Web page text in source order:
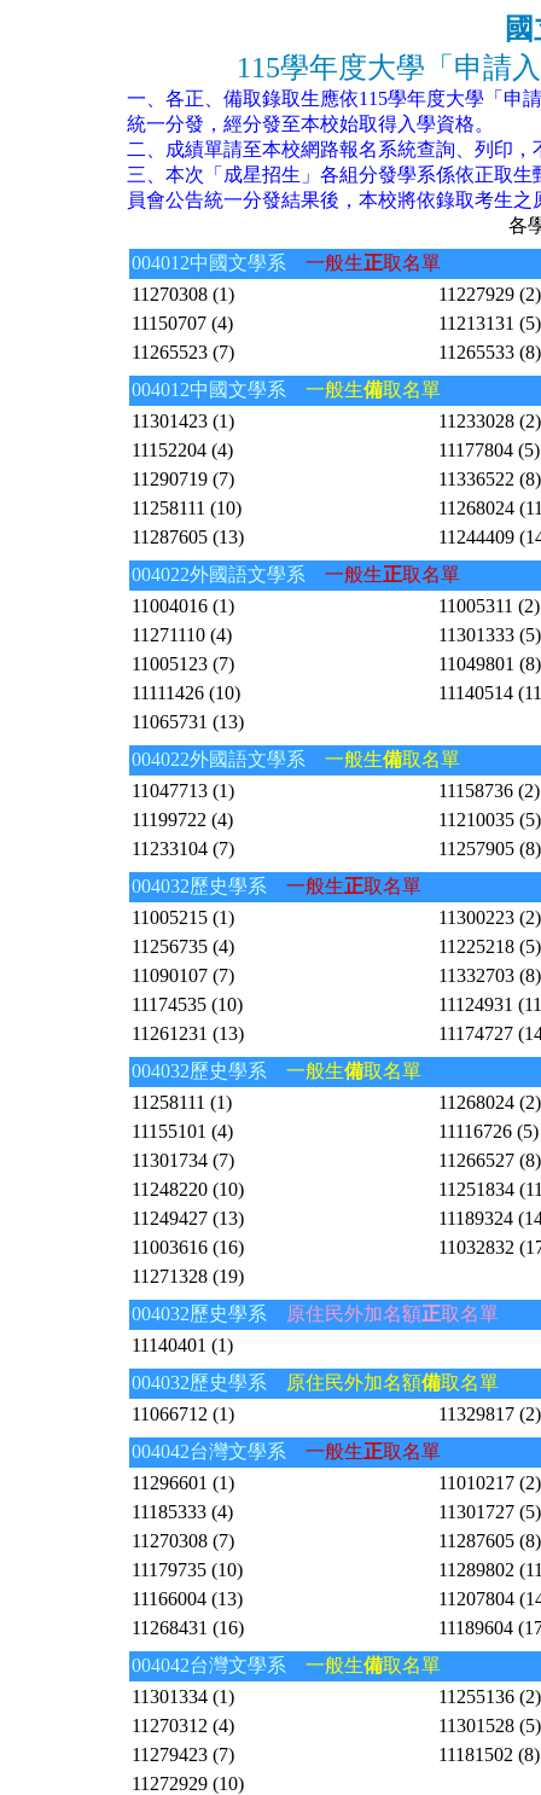
115學年度大學「申請
一、各正、備取錄取生應依115學年度大學「申
統一分發，經分發至本校始取得入學資格。
二、成績單請至本校網路報名系統查詢、列印，
三、本次「成星招生」各組分發學系係依正取
員會公告統一分發結果後，本校將依錄取考生
各學
004012中國文學系
一般生正取名單
11270308 (1)
11227929 (2)
11150707 (4)
11213131 (5)
11265523 (7)
11265533 (8)
004012中國文學系
一般生備取名單
11301423 (1)
11233028 (2)
11152204 (4)
11177804 (5)
11290719 (7)
11336522 (8)
11258111 (10)
11268024
11287605 (13)
11244409
004022外國語文學系
一般生正取名單
11004016 (1)
11005311 (2)
11271110 (4)
11301333 (5)
11005123 (7)
11049801 (8)
11111426 (10)
11140514
11065731 (13)
004022外國語文學系
一般生備取名單
11047713 (1)
11158736 (2)
11199722 (4)
11210035 (5)
11233104 (7)
11257905 (8)
004032歷史學系
一般生正取名單
11005215 (1)
11300223 (2)
11256735 (4)
11225218 (5)
11090107 (7)
11332703 (8)
11174535 (10)
11124931
11261231 (13)
11174727
004032歷史學系
一般生備取名單
11258111 (1)
11268024 (2)
11155101 (4)
11116726 (5)
11301734 (7)
11266527 (8)
11248220 (10)
11251834
11249427 (13)
11189324
11003616 (16)
11032832
11271328 (19)
004032歷史學系
原住民外加名額正取名單
11140401 (1)
004032歷史學系
原住民外加名額備取名單
11066712 (1)
11329817 (2)
004042台灣文學系
一般生正取名單
11296601 (1)
11010217 (2)
11185333 (4)
11301727 (5)
11270308 (7)
11287605 (8)
11179735 (10)
11289802
11166004 (13)
11207804
11268431 (16)
11189604
004042台灣文學系
一般生備取名單
11301334 (1)
11255136 (2)
11270312 (4)
11301528 (5)
11279423 (7)
11181502 (8)
11272929 (10)